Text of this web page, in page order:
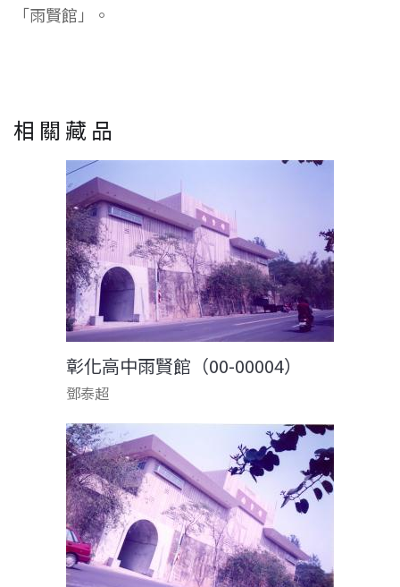
「雨賢館」。
相關藏品
彰化高中雨賢館（00-00004）
鄧泰超